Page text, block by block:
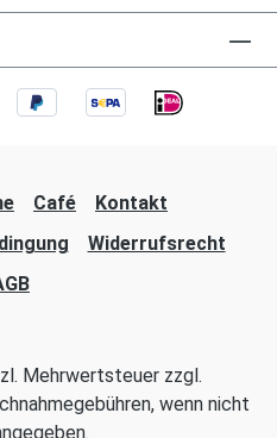
Café
Kontakt
Widerrufsrecht
Mehrwertsteuer zzgl.
wenn nicht